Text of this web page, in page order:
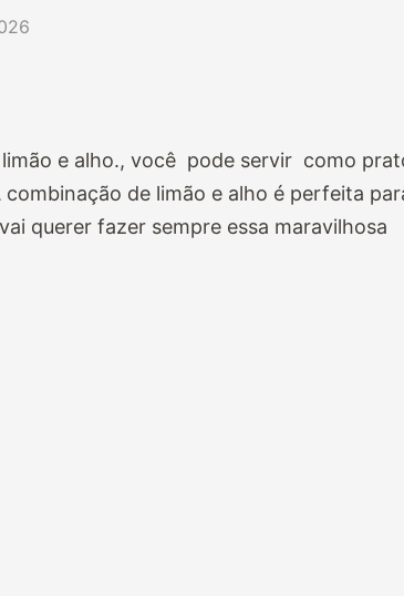
e alho., você pode servir como
de limão e alho é perfeita
querer fazer sempre essa maravilhosa